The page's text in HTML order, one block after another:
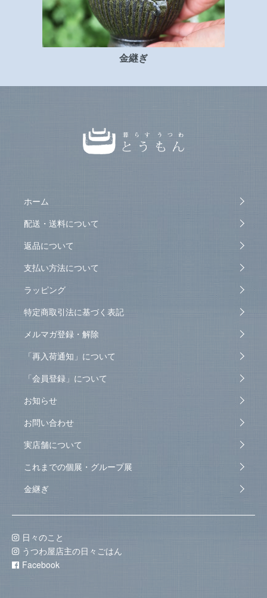
金継ぎ
ホーム
配送・送料について
返品について
支払い方法について
ラッピング
特定商取引法に基づく表記
メルマガ登録・解除
「再入荷通知」について
「会員登録」について
お知らせ
お問い合わせ
実店舗について
これまでの個展・グループ展
金継ぎ
日々のこと
うつわ屋店主の日々ごはん
Facebook